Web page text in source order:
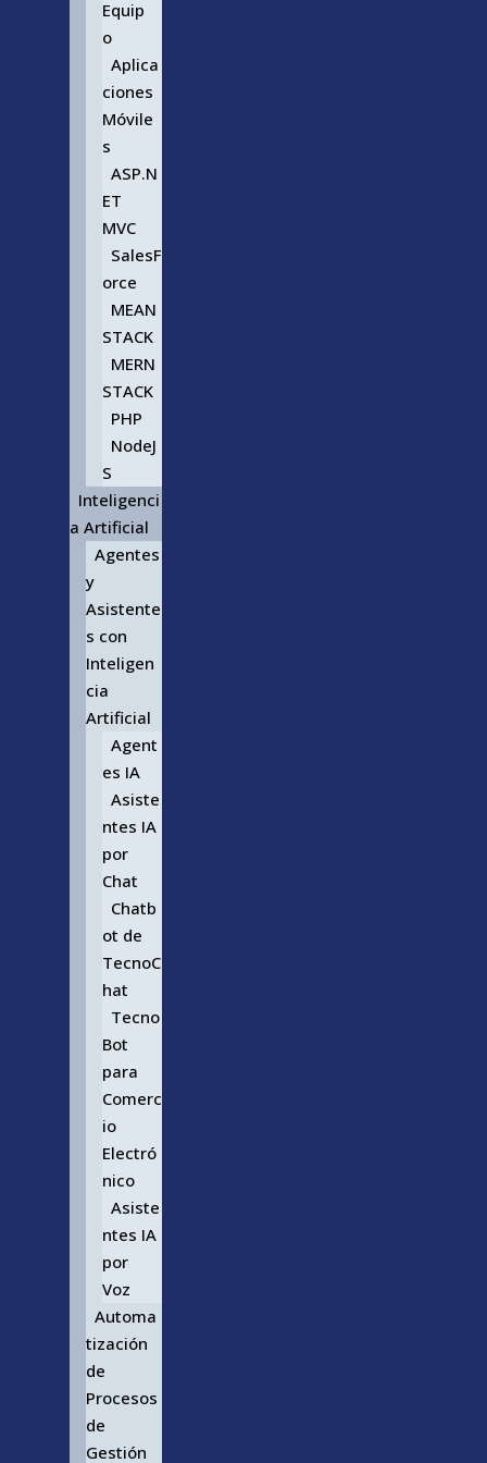
Equip
o
Aplica
ciones
Móvile
s
ASP.N
ET
MVC
SalesF
orce
MEAN
STACK
MERN
STACK
PHP
NodeJ
S
Inteligenci
a Artificial
Agentes
y
Asistente
s con
Inteligen
cia
Artificial
Agent
es IA
Asiste
ntes IA
por
Chat
Chatb
ot de
TecnoC
hat
Tecno
Bot
para
Comerc
io
Electró
nico
Asiste
ntes IA
por
Voz
Automa
tización
de
Procesos
de
Gestión